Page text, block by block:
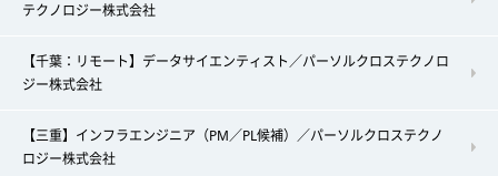
テクノロジー株式会社
【千葉：リモート】データサイエンティスト／パーソルクロステクノロ
ジー株式会社
【三重】インフラエンジニア（PM／PL候補）／パーソルクロステクノ
ロジー株式会社